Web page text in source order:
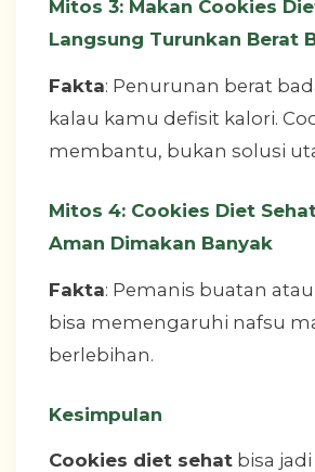
Mitos 3: Makan Cookies
Langsung Turunkan Berat
Fakta: Penurunan berat
kalau kamu defisit kalori.
membantu, bukan solusi
Mitos 4: Cookies Diet
Aman Dimakan Banyak
Fakta: Pemanis buatan
bisa memengaruhi nafsu
berlebihan.
Kesimpulan
Cookies diet sehat bisa